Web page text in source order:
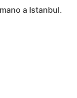
a Istanbul.